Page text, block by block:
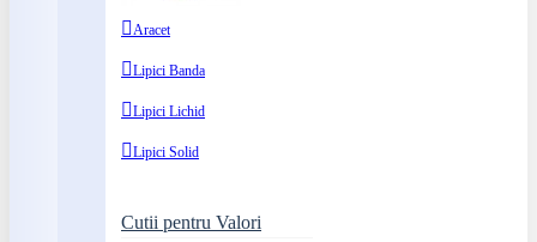
Aracet
Lipici Banda
Lipici Lichid
Lipici Solid
Cutii pentru Valori